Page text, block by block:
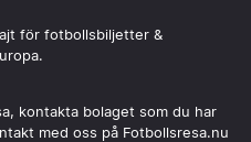
för fotbollsbiljetter &
kontakta bolaget som du har
med oss på Fotbollsresa.nu